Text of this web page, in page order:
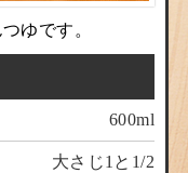
ゆです。
600ml
大さじ1と1/2